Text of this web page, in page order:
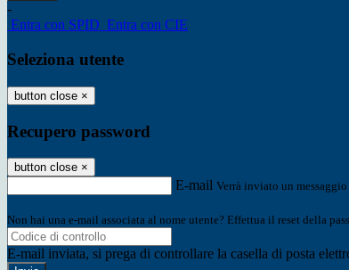
-
Entra con SPID Entra con CIE
Seleziona utente
button close ×
Recupero password
button close ×
E-mail Verrà inviato un
Non hai una e-mail associata al nome utente? Effettua il reset della
E-mail inviata, si prega di controllare la casella di posta